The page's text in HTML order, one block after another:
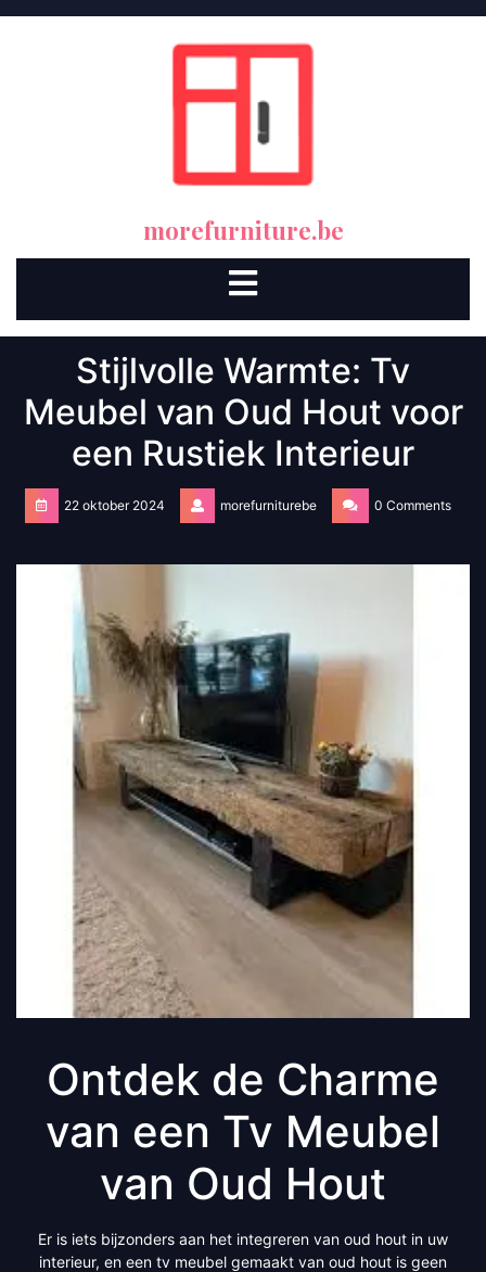
morefurniture.be
Open
Button
Stijlvolle Warmte: Tv
Meubel van Oud Hout voor
een Rustiek Interieur
22 oktober 2024 morefurniturebe 0 Comments
Ontdek de Charme
van een Tv Meubel
van Oud Hout
Er is iets bijzonders aan het integreren van oud hout in uw
interieur, en een tv meubel gemaakt van oud hout is geen